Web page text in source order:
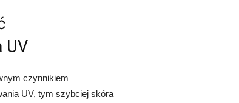
UV
czynnikiem
UV, tym szybciej skóra